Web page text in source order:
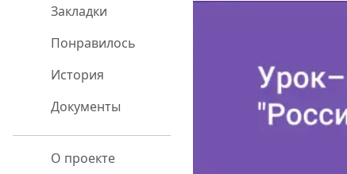
Закладки
Понравилось
История
Документы
О проекте